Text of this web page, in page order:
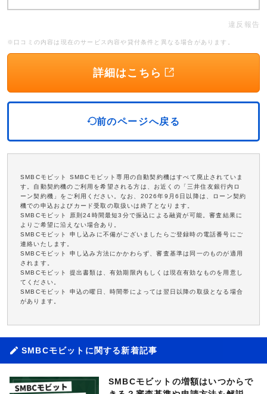
違反報告
※口コミの内容は現在のサービス内容や貸付条件と異なる場合があります。
詳細はこちら
前のページへ戻る
SMBCモビット SMBCモビット専用の自動契約機はすべて廃止されていま
す。自動契約機のご利用を希望される方は、お近くの「三井住友銀行内ロ
ーン契約機」をご利用ください。なお、2026年9月6日以降は、ローン契約
機での申込およびカード受取の取扱いは終了となります。
SMBCモビット 原則24時間最短3分で振込による融資が可能。審査結果に
よりご希望に沿えない場合あり。
SMBCモビット 申し込みに不備がございましたらご登録時の電話番号にご
連絡いたします。
SMBCモビット 申し込み方法にかかわらず、審査基準は同一のものが適用
されます。
SMBCモビット 提出書類は、有効期限内もしくは現在有効なものを用意し
てください。
SMBCモビット 申込の曜日、時間帯によっては翌日以降の取扱となる場合
があります。
SMBCモビットに関する新着記事
SMBCモビットの増額はいつからで